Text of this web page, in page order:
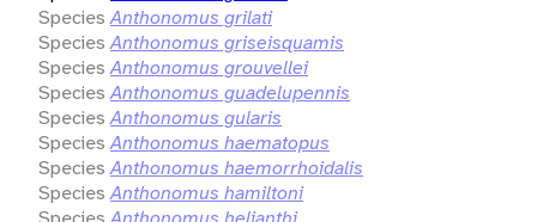
Species Anthonomus grilati
Species Anthonomus griseisquamis
Species Anthonomus grouvellei
Species Anthonomus guadelupennis
Species Anthonomus gularis
Species Anthonomus haematopus
Species Anthonomus haemorrhoidalis
Species Anthonomus hamiltoni